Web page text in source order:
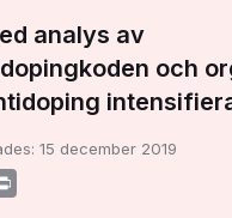
analys av
och
15 december 2019